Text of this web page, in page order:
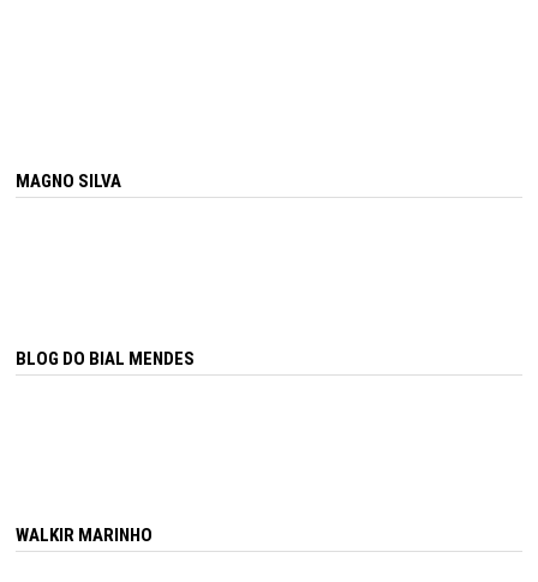
MAGNO SILVA
BLOG DO BIAL MENDES
WALKIR MARINHO